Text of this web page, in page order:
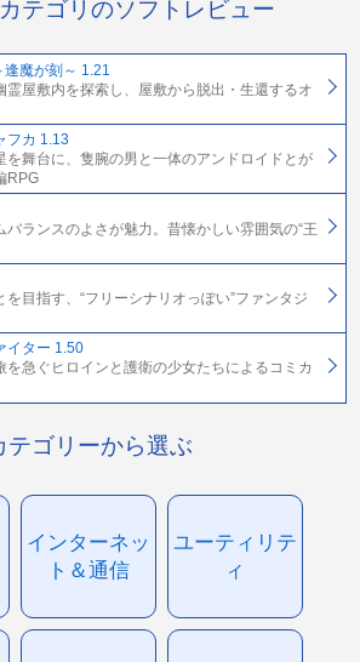
カテゴリのソフトレビュー
魔が刻～ 1.21
霊屋敷内を探索し、屋敷から脱出・生還するオ
フカ 1.13
を舞台に、隻腕の男と一体のアンドロイドとが
RPG
ランスのよさが魅力。昔懐かしい雰囲気の“王
目指す、“フリーシナリオっぽい”ファンタジ
イター 1.50
を急ぐヒロインと護衛の少女たちによるコミカ
テゴリーから選ぶ
インターネッ
ト＆通信
ユーティリテ
ィ